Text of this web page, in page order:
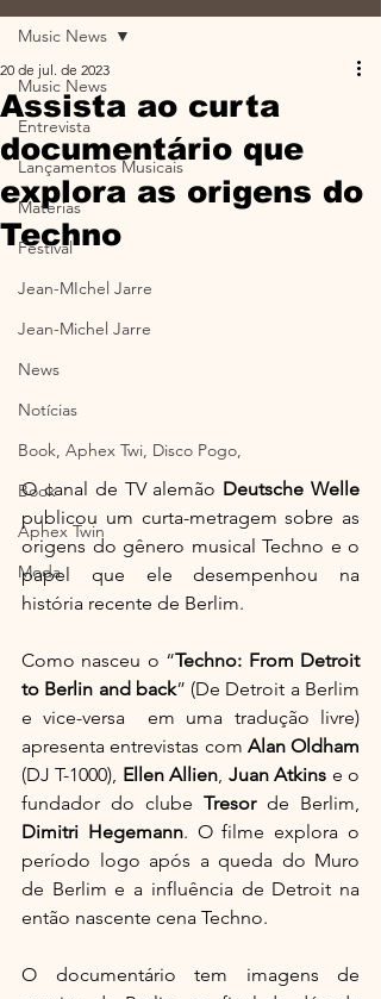
Music News
Entrevista
Lançamentos Musicais
Materias
Festival
Jean-MIchel Jarre
Jean-Michel Jarre
News
Notícias
Book, Aphex Twi, Disco Pogo,
Book
Aphex Twin
Moda
Music News
Assista ao curta
documentário que
explora as origens do
Techno
20 de jul. de 2023
O canal de TV alemão Deutsche Welle
publicou um curta-metragem sobre as
origens do gênero musical Techno e o
papel que ele desempenhou na
história recente de Berlim.
Como nasceu o “Techno: From Detroit
to Berlin and back” (De Detroit a Berlim
e vice-versa  em uma tradução livre)
apresenta entrevistas com Alan Oldham
(DJ T-1000), Ellen Allien, Juan Atkins e o
fundador do clube Tresor
Dimitri Hegemann. O filme explora o
período logo após a queda do Muro
de Berlim e a influência de Detroit na
então nascente cena Techno.
O documentário tem imagens de